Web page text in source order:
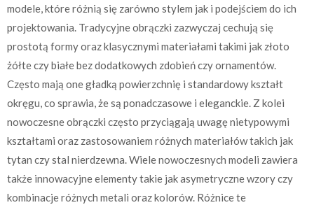
modele, które różnią się zarówno stylem jak i podejściem do ich
projektowania. Tradycyjne obrączki zazwyczaj cechują się
prostotą formy oraz klasycznymi materiałami takimi jak złoto
żółte czy białe bez dodatkowych zdobień czy ornamentów.
Często mają one gładką powierzchnię i standardowy kształt
okręgu, co sprawia, że są ponadczasowe i eleganckie. Z kolei
nowoczesne obrączki często przyciągają uwagę nietypowymi
kształtami oraz zastosowaniem różnych materiałów takich jak
tytan czy stal nierdzewna. Wiele nowoczesnych modeli zawiera
także innowacyjne elementy takie jak asymetryczne wzory czy
kombinacje różnych metali oraz kolorów. Różnice te